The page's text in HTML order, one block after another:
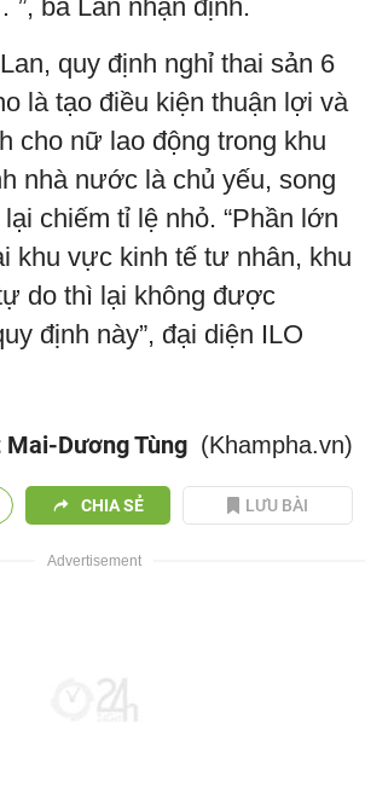
bà Lan nhận định.
quy định nghỉ thai sản 6
là tạo điều kiện thuận lợi và
cho nữ lao động trong khu
nhà nước là chủ yếu, song
chiếm tỉ lệ nhỏ. “Phần lớn
khu vực kinh tế tư nhân, khu
do thì lại không được
định này”, đại diện ILO
Mai-Dương Tùng (Khampha.vn)
CHIA SẺ LƯU BÀI